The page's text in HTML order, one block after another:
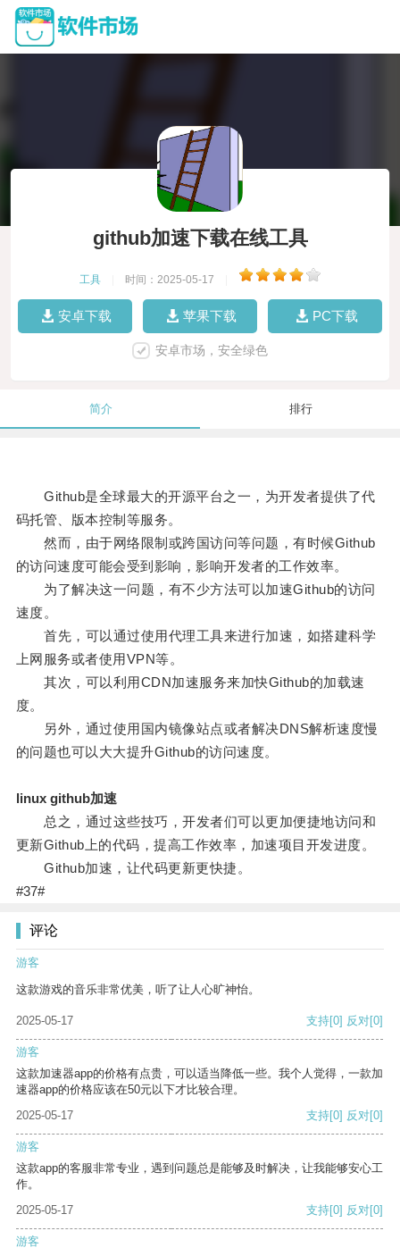
github加速下载在线工具
工具 时间：2025-05-17
安卓下载 苹果下载 PC下载
安卓市场，安全绿色
简介 排行
Github是全球最大的开源平台之一，为开发者提供了代
码托管、版本控制等服务。
然而，由于网络限制或跨国访问等问题，有时候Github
的访问速度可能会受到影响，影响开发者的工作效率。
为了解决这一问题，有不少方法可以加速Github的访问
速度。
首先，可以通过使用代理工具来进行加速，如搭建科学
上网服务或者使用VPN等。
其次，可以利用CDN加速服务来加快Github的加载速
度。
另外，通过使用国内镜像站点或者解决DNS解析速度慢
的问题也可以大大提升Github的访问速度。
linux github加速
总之，通过这些技巧，开发者们可以更加便捷地访问和
更新Github上的代码，提高工作效率，加速项目开发进度。
Github加速，让代码更新更快捷。
#37#
评论
游客
这款游戏的音乐非常优美，听了让人心旷神怡。
2025-05-17 支持[0] 反对[0]
游客
这款加速器app的价格有点贵，可以适当降低一些。我个人觉得，一款加
速器app的价格应该在50元以下才比较合理。
2025-05-17
支持[0] 反对[0]
游客
这款app的客服非常专业，遇到问题总是能够及时解决，让我能够安心工
作。
2025-05-17
支持[0] 反对[0]
游客